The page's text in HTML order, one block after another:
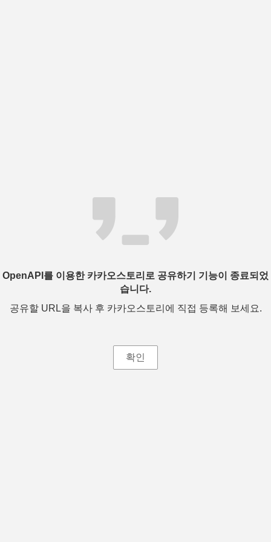
OpenAPI를 이용한 카카오스토리로 공유하기 기능이 종료되었
습니다.
공유할 URL을 복사 후 카카오스토리에 직접 등록해 보세요.
확인